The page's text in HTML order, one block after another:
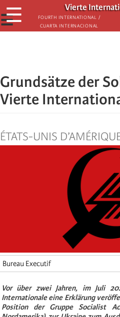
Skip
to
main
Vierte
Fourth International /
Cuarta Internacional
☰
☰
Grundsätze der
Vierte
ÉTATS-UNIS
Bureau Executif
Vor über zwei Jahren, im Juli
Internationale eine Erklärung
Position der Gruppe Socialist